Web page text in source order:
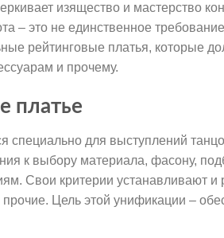
изящество и мастерство
– это не единственное
рейтинговые платья, которые
и прочему.
платье
специально для выступлений
к выбору материала, фасону,
Свои критерии устанавливают
Цель этой унификации –